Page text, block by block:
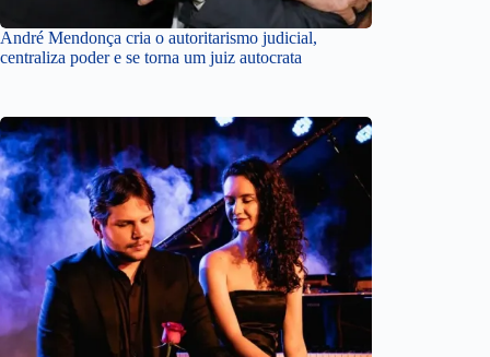
André Mendonça cria o autoritarismo judicial,
centraliza poder e se torna um juiz autocrata